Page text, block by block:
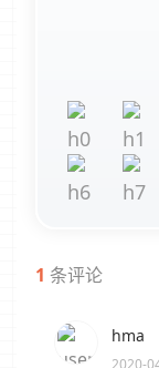
1 条评论
hma
2020-